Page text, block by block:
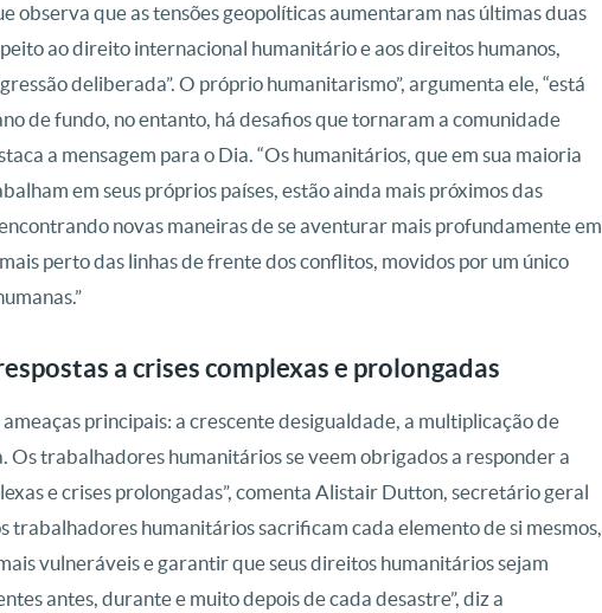
observa que as tensões geopolíticas aumentaram nas últimas duas
ao direito internacional humanitário e aos direitos humanos,
deliberada”. O próprio humanitarismo”, argumenta ele, “está
de fundo, no entanto, há desafios que tornaram a comunidade
a mensagem para o Dia. “Os humanitários, que em sua maioria
em seus próprios países, estão ainda mais próximos das
novas maneiras de se aventurar mais profundamente em
perto das linhas de frente dos conflitos, movidos por um único
a crises complexas e prolongadas
principais: a crescente desigualdade, a multiplicação de
Os trabalhadores humanitários se veem obrigados a responder a
e crises prolongadas”, comenta Alistair Dutton, secretário geral
trabalhadores humanitários sacrificam cada elemento de si mesmos,
vulneráveis e garantir que seus direitos humanitários sejam
antes, durante e muito depois de cada desastre”, diz a